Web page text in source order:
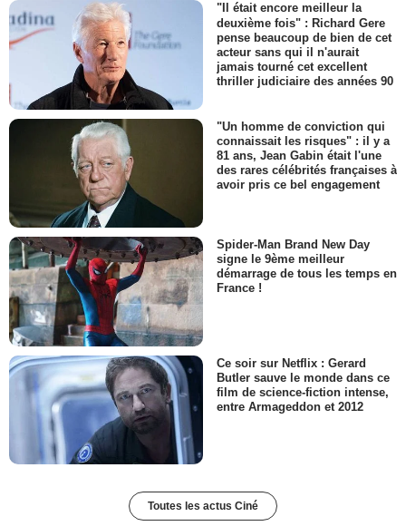
"Il était encore meilleur la
deuxième fois" : Richard Gere
pense beaucoup de bien de cet
acteur sans qui il n'aurait
jamais tourné cet excellent
thriller judiciaire des années 90
"Un homme de conviction qui
connaissait les risques" : il y a
81 ans, Jean Gabin était l'une
des rares célébrités françaises à
avoir pris ce bel engagement
Spider-Man Brand New Day
signe le 9ème meilleur
démarrage de tous les temps en
France !
Ce soir sur Netflix : Gerard
Butler sauve le monde dans ce
film de science-fiction intense,
entre Armageddon et 2012
Toutes les actus Ciné